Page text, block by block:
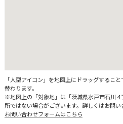
「人型アイコン」を地図上にドラッグするこ
替わります。
※地図上の「対象地」は「茨城県水戸市石川
所ではない場合がございます。詳しくはお問い
お問い合わせフォームはこちら